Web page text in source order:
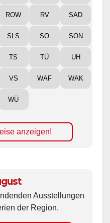
ROW RV SAD
SLS SO SON
TS TÜ UH
VS WAF WAK
WÜ
anzeigen!
Ausstellungen
der Region.